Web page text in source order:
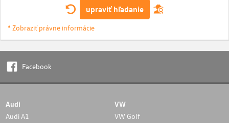
upraviť hľadanie
* Zobraziť právne informácie
Facebook
Audi
Audi A1
VW
VW Golf